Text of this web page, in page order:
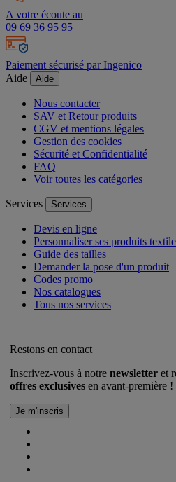
A votre écoute au
09 69 36 95 95
Paiement sécurisé par Ingenico
Aide
Aide
Nous contacter
SAV et Retour produits
CGV et mentions légales
Gestion des cookies
Sécurité et Confidentialité
FAQ
Voir toutes les catégories
Services Services
Devis en ligne
Personnaliser ses produits textile
Guide des tailles
Demander la pose d'un produit
Codes promo
Nos catalogues
Tous nos services
Restons en contact
Inscrivez-vous à notre newsletter et
offres exclusives en avant-première !